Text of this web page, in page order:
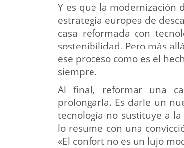
Y es que la modernización
estrategia europea de
casa reformada con
sostenibilidad. Pero más
ese proceso como es el
siempre.
Al final, reformar una
prolongarla. Es darle un
tecnología no sustituye a
lo resume con una
«El confort no es un lujo